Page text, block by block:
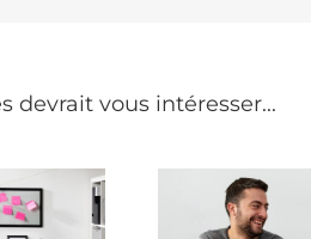
devrait vous intéresser...
grands axes